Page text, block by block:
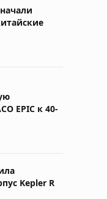
EPIC к 40-
Kepler R